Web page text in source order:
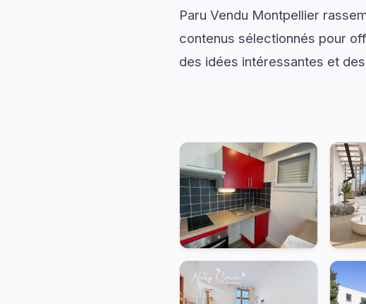
Paru Vendu Montpellier
contenus sélectionnés pour
des idées intéressantes et